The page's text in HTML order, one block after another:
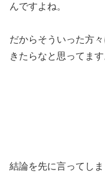
んですよね。
だからそういった方
きたらなと思ってます
結論を先に言ってしま